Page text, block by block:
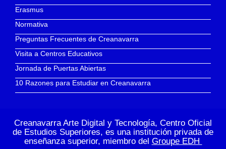
Erasmus
Normativa
Preguntas Frecuentes de Creanavarra
Visita a Centros Educativos
Jornada de Puertas Abiertas
10 Razones para Estudiar en Creanavarra
Creanavarra Arte Digital y Tecnología, Centro Oficial
de Estudios Superiores, es una institución privada de
enseñanza superior, miembro del Groupe EDH